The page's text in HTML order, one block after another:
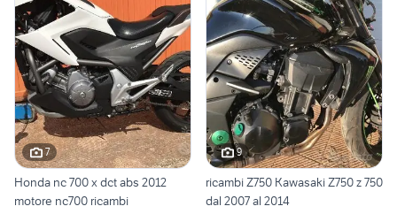
7
Honda nc 700 x dct abs 2012
motore nc700 ricambi
9
ricambi Z750 Kawasaki Z750 z 750
dal 2007 al 2014